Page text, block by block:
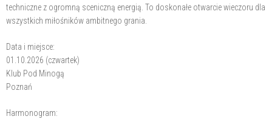
techniczne z ogromną sceniczną energią. To doskonałe otwarcie wieczoru dla
wszystkich miłośników ambitnego grania.
Data i miejsce:
01.10.2026 (czwartek)
Klub Pod Minogą
Poznań
Harmonogram: